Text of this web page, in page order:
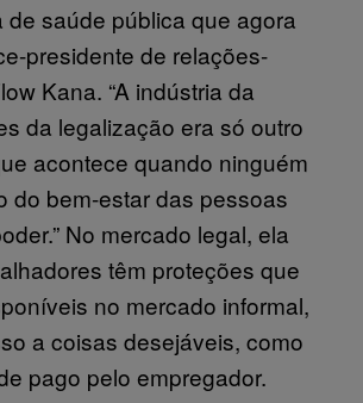
de saúde pública que agora
presidente de relações-
Kana. “A indústria da
da legalização era só outro
acontece quando ninguém
do bem-estar das pessoas
No mercado legal, ela
têm proteções que
no mercado informal,
a coisas desejáveis, como
pago pelo empregador.